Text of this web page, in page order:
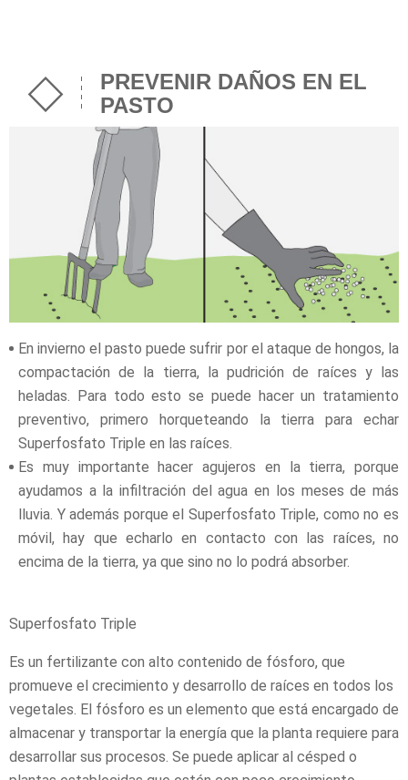
PREVENIR DAÑOS EN EL
PASTO
En invierno el pasto puede sufrir por el ataque de hongos, la
compactación de la tierra, la pudrición de raíces y las
heladas. Para todo esto se puede hacer un tratamiento
preventivo, primero horqueteando la tierra para echar
Superfosfato Triple en las raíces.
Es muy importante hacer agujeros en la tierra, porque
ayudamos a la infiltración del agua en los meses de más
lluvia. Y además porque el Superfosfato Triple, como no es
móvil, hay que echarlo en contacto con las raíces, no
encima de la tierra, ya que sino no lo podrá absorber.
Superfosfato Triple
Es un fertilizante con alto contenido de fósforo, que
promueve el crecimiento y desarrollo de raíces en todos los
vegetales. El fósforo es un elemento que está encargado de
almacenar y transportar la energía que la planta requiere para
desarrollar sus procesos. Se puede aplicar al césped o